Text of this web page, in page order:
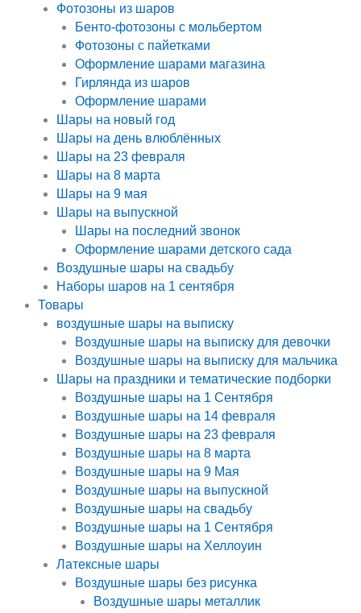
Фотозоны из шаров
Бенто-фотозоны с мольбертом
Фотозоны с пайетками
Оформление шарами магазина
Гирлянда из шаров
Оформление шарами
Шары на новый год
Шары на день влюблённых
Шары на 23 февраля
Шары на 8 марта
Шары на 9 мая
Шары на выпускной
Шары на последний звонок
Оформление шарами детского сада
Воздушные шары на свадьбу
Наборы шаров на 1 сентября
Товары
воздушные шары на выписку
Воздушные шары на выписку для девочки
Воздушные шары на выписку для мальчика
Шары на праздники и тематические подборки
Воздушные шары на 1 Сентября
Воздушные шары на 14 февраля
Воздушные шары на 23 февраля
Воздушные шары на 8 марта
Воздушные шары на 9 Мая
Воздушные шары на выпускной
Воздушные шары на свадьбу
Воздушные шары на 1 Сентября
Воздушные шары на Хеллоуин
Латексные шары
Воздушные шары без рисунка
Воздушные шары металлик